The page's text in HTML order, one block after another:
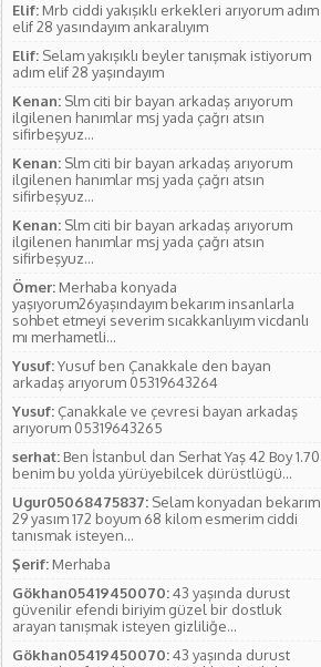
Elif: Mrb ciddi yakışıklı erkekleri arıyorum adım
elif 28 yasındayım ankaralıyım
Elif: Selam yakışıklı beyler tanışmak istiyorum
adım elif 28 yaşındayım
Kenan: Slm citi bir bayan arkadaş arıyorum
ilgilenen hanımlar msj yada çağrı atsın
sifirbeşyuz...
Kenan: Slm citi bir bayan arkadaş arıyorum
ilgilenen hanımlar msj yada çağrı atsın
sifirbeşyuz...
Kenan: Slm citi bir bayan arkadaş arıyorum
ilgilenen hanımlar msj yada çağrı atsın
sifirbeşyuz...
Ömer: Merhaba konyada
yaşıyorum26yaşındayım bekarım insanlarla
sohbet etmeyi severim sıcakkanlıyım vicdanlı
mı merhametli...
Yusuf:Yusuf ben Çanakkale den bayan
arkadaş arıyorum 05319643264
Yusuf: Çanakkale ve çevresi bayan arkadaş
arıyorum 05319643265
serhat: Ben İstanbul dan Serhat Yaş 42 Boy 1.70
benim bu yolda yürüyebilcek dürüstlügü...
Ugur05068475837: Selam konyadan bekarım
29 yasım 172 boyum 68 kilom esmerim ciddi
tanısmak isteyen...
Şerif: Merhaba
Gökhan05419450070:43 yaşında durust
güvenilir efendi biriyim güzel bir dostluk
arayan tanışmak isteyen gizliliğe...
Gökhan05419450070:43 yaşında durust